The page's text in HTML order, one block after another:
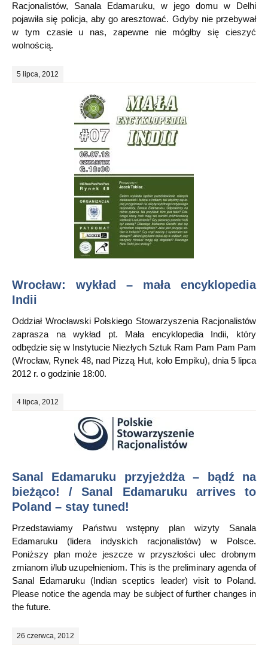
Racjonalistów, Sanala Edamaruku, w jego domu w Delhi
pojawiła się policja, aby go aresztować. Gdyby nie przebywał
w tym czasie u nas, zapewne nie mógłby się cieszyć
wolnością.
5 lipca, 2012
Wrocław: wykład – mała encyklopedia
Indii
Oddział Wrocławski Polskiego Stowarzyszenia Racjonalistów
zaprasza na wykład pt. Mała encyklopedia Indii, który
odbędzie się w Instytucie Niezłych Sztuk Ram Pam Pam Pam
(Wrocław, Rynek 48, nad Pizzą Hut, koło Empiku), dnia 5 lipca
2012 r. o godzinie 18:00.
4 lipca, 2012
Sanal Edamaruku przyjeżdża – bądź na
bieżąco! / Sanal Edamaruku arrives to
Poland – stay tuned!
Przedstawiamy Państwu wstępny plan wizyty Sanala
Edamaruku (lidera indyskich racjonalistów) w Polsce.
Poniższy plan może jeszcze w przyszłości ulec drobnym
zmianom i/lub uzupełnieniom. This is the preliminary agenda of
Sanal Edamaruku (Indian sceptics leader) visit to Poland.
Please notice the agenda may be subject of further changes in
the future.
26 czerwca, 2012